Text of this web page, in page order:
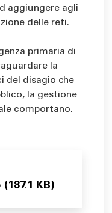
aggiungere agli
delle reti.
primaria di
la
del disagio che
la gestione
comportano.
KB)